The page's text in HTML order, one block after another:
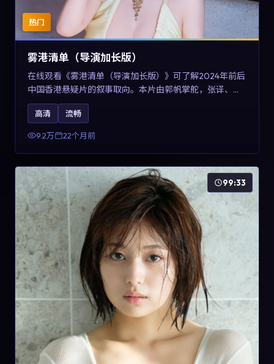
热门
雾港清单（导演加长版）
在线观看《雾港清单（导演加长版）》可了解2024年前后
中国香港悬疑片的叙事取向。本片由郭帆掌舵，张译、王
景春与咏梅主演，情节通过音乐与声音设计强化情绪张
力，兼具娱乐性与讨论空间，适合作为片单补充与类型对
比参考。
高清 流畅
9.2万 22个月前
99:33